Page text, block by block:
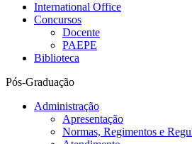
International Office
Concursos
Docente
PAEPE
Biblioteca
Pós-Graduação
Administração
Apresentação
Normas, Regimentos e